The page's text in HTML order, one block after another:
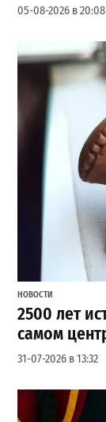
05-08-2026 в 20:08
НОВОСТИ
2500 лет
самом
31-07-2026 в 13:32